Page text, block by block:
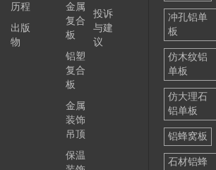
历程
出版
物
金属
复合
板
铝塑
复合
板
金属
装饰
吊顶
保温
投诉
与建
议
冲孔铝单
板
仿木纹铝
单板
仿大理石
铝单板
铝蜂窝板
石材铝蜂